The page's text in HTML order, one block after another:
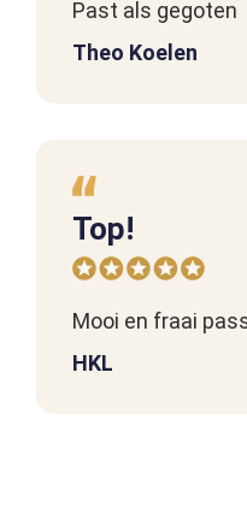
Past als gegoten
Theo Koelen
Top!
Mooi en fraai
HKL